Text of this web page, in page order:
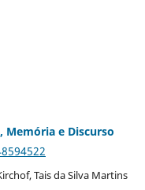
Memória e Discurso
Tais da Silva Martins